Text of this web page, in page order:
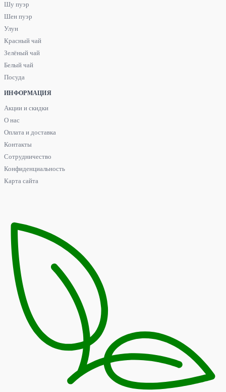
Шу пуэр
Шен пуэр
Улун
Красный чай
Зелёный чай
Белый чай
Посуда
ИНФОРМАЦИЯ
Акции и скидки
О нас
Оплата и доставка
Контакты
Сотрудничество
Конфиденциальность
Карта сайта